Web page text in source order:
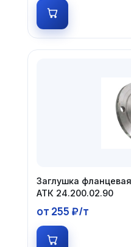
Заглушка
АТК 24.200.02.90
от 255 ₽/т